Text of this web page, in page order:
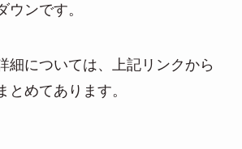
ウンです。
細については、上記リンクから
とめてあります。